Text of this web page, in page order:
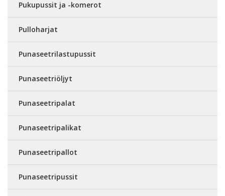
Pukupussit ja -komerot
Pulloharjat
Punaseetrilastupussit
Punaseetriöljyt
Punaseetripalat
Punaseetripalikat
Punaseetripallot
Punaseetripussit